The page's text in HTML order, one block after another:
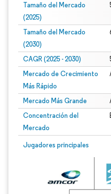
Tamaño del Mercado
(2025)
Tamaño del Mercado
(2030)
CAGR (2025 - 2030)
Mercado de Crecimiento
Más Rápido
Mercado Más Grande
Concentración del
Mercado
Jugadores principales